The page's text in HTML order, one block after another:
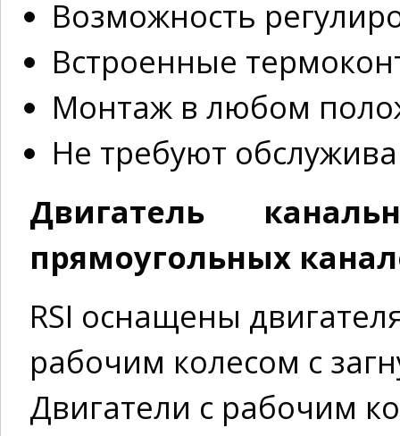
Возможность
Встроенные
Монтаж в любом
Не требуют
Двигатель
прямоугольных
RSI оснащены
рабочим колесом с
Двигатели с рабочим